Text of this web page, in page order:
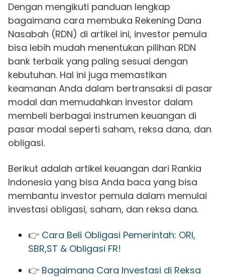
Dengan mengikuti panduan lengkap
bagaimana cara membuka Rekening Dana
Nasabah (RDN) di artikel ini, investor pemula
bisa lebih mudah menentukan pilihan RDN
bank terbaik yang paling sesuai dengan
kebutuhan. Hal ini juga memastikan
keamanan Anda dalam bertransaksi di pasar
modal dan memudahkan investor dalam
membeli berbagai instrumen keuangan di
pasar modal seperti saham, reksa dana, dan
obligasi.
Berikut adalah artikel keuangan dari Rankia
Indonesia yang bisa Anda baca yang bisa
membantu investor pemula dalam memulai
investasi obligasi, saham, dan reksa dana.
👉 Cara Beli Obligasi Pemerintah: ORI,
SBR,ST & Obligasi FR!
👉 Bagaimana Cara Investasi di Reksa